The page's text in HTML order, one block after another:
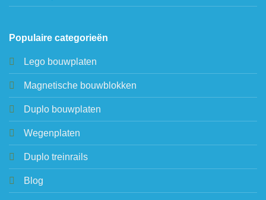
Populaire categorieën
Lego bouwplaten
Magnetische bouwblokken
Duplo bouwplaten
Wegenplaten
Duplo treinrails
Blog